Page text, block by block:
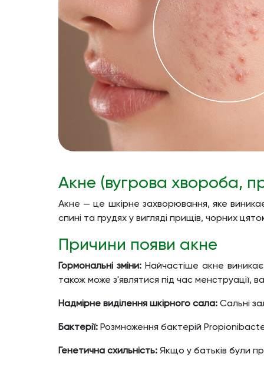
Акне (вугрова хвороба,
Акне — це шкірне захворювання, яке
спині та грудях у вигляді прищів, чорних
Причини появи акне
Гормональні зміни:Найчастіше акне виникає
також може з'являтися під час менструації,
Надмірне виділення шкірного сала: Сальні
Бактерії: Розмноження бактерій
Генетична схильність: Якщо у батьків були